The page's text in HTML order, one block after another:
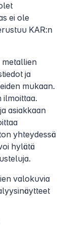
ei ole
KAR:n
metallien
ja
mukaan.
ilmoittaa.
asiakkaan
yhteydessä
hylätä
valokuvia